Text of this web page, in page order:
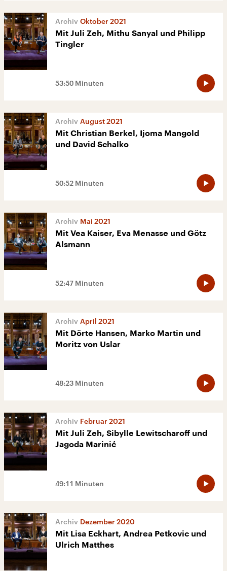
Oktober 2021
Mit Juli Zeh, Mithu Sanyal und Philipp
Tingler
53:50 Minuten
August 2021
Mit Christian Berkel, Ijoma Mangold
und David Schalko
50:52 Minuten
Mai 2021
Mit Vea Kaiser, Eva Menasse und Götz
Alsmann
52:47 Minuten
April 2021
Mit Dörte Hansen, Marko Martin und
Moritz von Uslar
48:23 Minuten
Februar 2021
Mit Juli Zeh, Sibylle Lewitscharoff und
Jagoda Marinić
49:11 Minuten
Dezember 2020
Mit Lisa Eckhart, Andrea Petkovic und
Ulrich Matthes